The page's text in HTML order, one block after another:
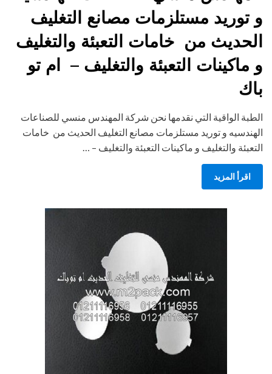
و توريد مستلزمات مصانع التغليف
الحديث من خامات التعبئة والتغليف
و ماكينات التعبئة والتغليف – ام تو
باك
الطبة الواقية التي نقدمها نحن شركة المهندس منسي للصناعات
الهندسيه و توريد مستلزمات مصانع التغليف الحديث من خامات
التعبئة والتغليف و ماكينات التعبئة والتغليف – …
اقرأ المزيد